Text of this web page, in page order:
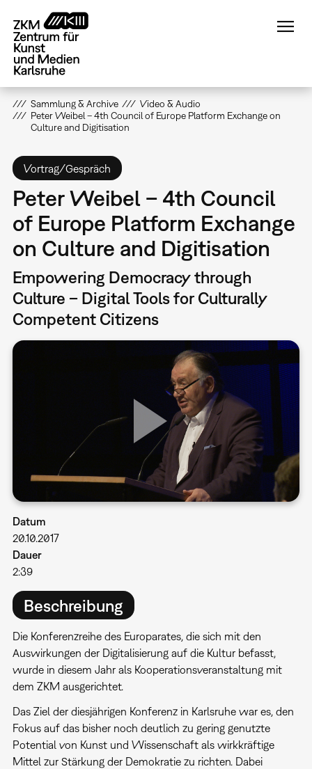
zum
Inhalt
Sammlung & Archive
Video & Audio
Peter Weibel – 4th Council of Europe Platform Exchange on
Culture and Digitisation
Vortrag/Gespräch
Peter Weibel – 4th Council
of Europe Platform Exchange
on Culture and Digitisation
Empowering Democracy through
Culture – Digital Tools for Culturally
Competent Citizens
Datum
20.10.2017
Dauer
2:39
Beschreibung
Die Konferenzreihe des Europarates, die sich mit den
Auswirkungen der Digitalisierung auf die Kultur befasst,
wurde in diesem Jahr als Kooperationsveranstaltung mit
dem ZKM ausgerichtet.
Das Ziel der diesjährigen Konferenz in Karlsruhe war es, den
Fokus auf das bisher noch deutlich zu gering genutzte
Potential von Kunst und Wissenschaft als wirkkräftige
Mittel zur Stärkung der Demokratie zu richten. Dabei